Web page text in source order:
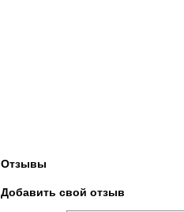
Отзывы
Добавить свой отзыв